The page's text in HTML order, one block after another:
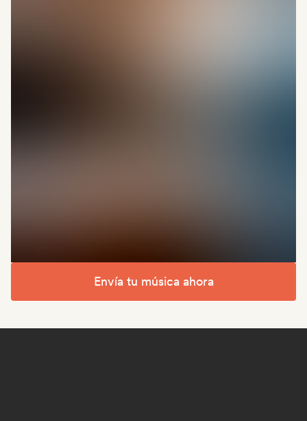
Envía tu música ahora